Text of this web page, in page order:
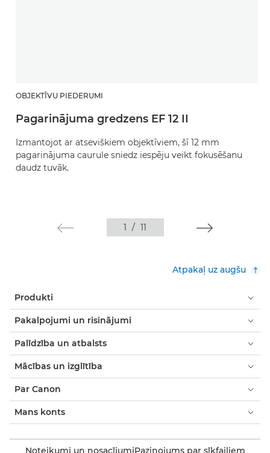
OBJEKTĪVU PIEDERUMI
Pagarinājuma gredzens EF 12 II
Izmantojot ar atseviškiem objektīviem, šī 12 mm
pagarinājuma caurule sniedz iespēju veikt fokusēšanu
daudz tuvāk.
1 / 11
Atpakaļ uz augšu
Produkti
Pakalpojumi un risinājumi
Palīdzība un atbalsts
Mācības un izglītība
Par Canon
Mans konts
Noteikumi un nosacījumiPaziņojums par sīkfailiem